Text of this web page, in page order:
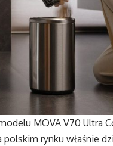
MOVA V70 Ultra
rynku właśnie